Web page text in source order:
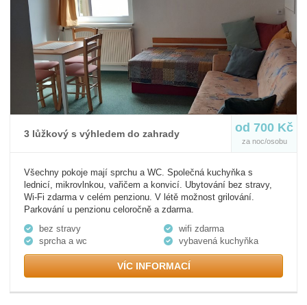
3 lůžkový s výhledem do zahrady od 700 Kč
za noc/osobu
Všechny pokoje mají sprchu a WC. Společná kuchyňka s
lednicí, mikrovlnkou, vařičem a konvicí. Ubytování bez stravy,
Wi-Fi zdarma v celém penzionu. V létě možnost grilování.
Parkování u penzionu celoročně a zdarma.
bez stravy
sprcha a wc
wifi zdarma
vybavená kuchyňka
VÍC INFORMACÍ